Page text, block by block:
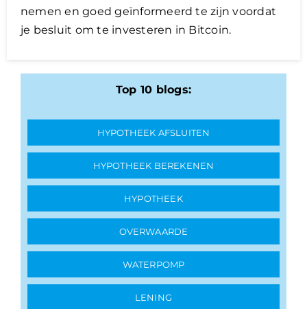
nemen en goed geïnformeerd te zijn voordat
je besluit om te investeren in Bitcoin.
Top 10 blogs:
HYPOTHEEK AFSLUITEN
HYPOTHEEK BEREKENEN
HYPOTHEEK
OVERWAARDE
WATERPOMP
LENING